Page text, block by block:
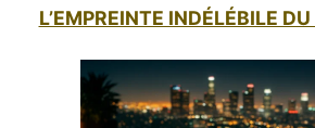
L’EMPREINTE INDÉLÉBILE